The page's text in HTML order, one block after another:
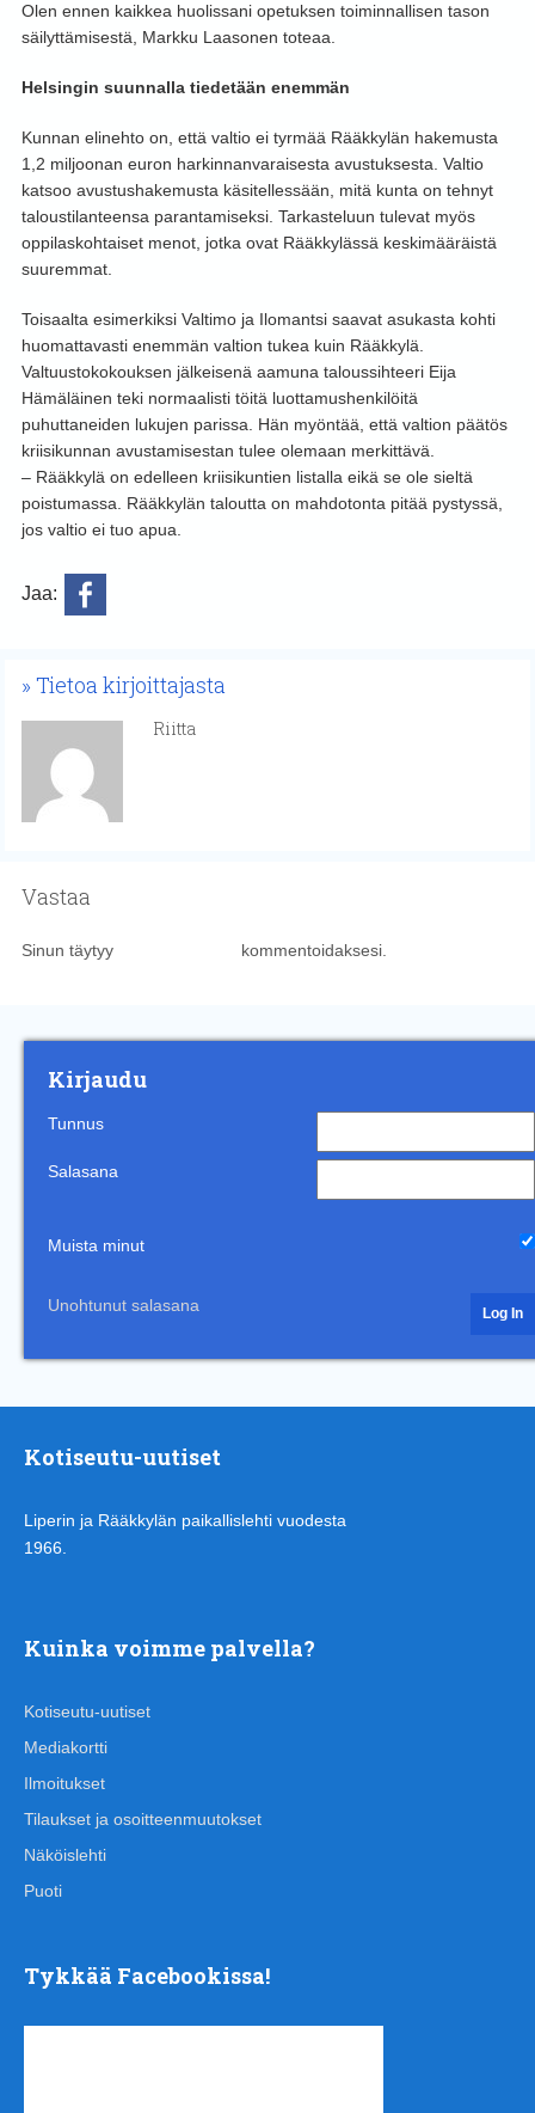
Olen ennen kaikkea huolissani opetuksen toiminnallisen tason
säilyttämisestä, Markku Laasonen toteaa.
Helsingin suunnalla tiedetään enemmän
Kunnan elinehto on, että valtio ei tyrmää Rääkkylän hakemusta
1,2 miljoonan euron harkinnanvaraisesta avustuksesta. Valtio
katsoo avustushakemusta käsitellessään, mitä kunta on tehnyt
taloustilanteensa parantamiseksi. Tarkasteluun tulevat myös
oppilaskohtaiset menot, jotka ovat Rääkkylässä keskimääräistä
suuremmat.
Toisaalta esimerkiksi Valtimo ja Ilomantsi saavat asukasta kohti
huomattavasti enemmän valtion tukea kuin Rääkkylä.
Valtuustokokouksen jälkeisenä aamuna taloussihteeri Eija
Hämäläinen teki normaalisti töitä luottamushenkilöitä
puhuttaneiden lukujen parissa. Hän myöntää, että valtion päätös
kriisikunnan avustamisestan tulee olemaan merkittävä.
– Rääkkylä on edelleen kriisikuntien listalla eikä se ole sieltä
poistumassa. Rääkkylän taloutta on mahdotonta pitää pystyssä,
jos valtio ei tuo apua.
Jaa:
Tietoa kirjoittajasta
Riitta
Vastaa
Sinun täytyy kommentoidaksesi.
Kirjaudu
Tunnus
Salasana
Muista minut
Unohtunut salasana
Kotiseutu-uutiset
Liperin ja Rääkkylän paikallislehti vuodesta
1966.
Kuinka voimme palvella?
Kotiseutu-uutiset
Mediakortti
Ilmoitukset
Tilaukset ja osoitteenmuutokset
Näköislehti
Puoti
Tykkää Facebookissa!